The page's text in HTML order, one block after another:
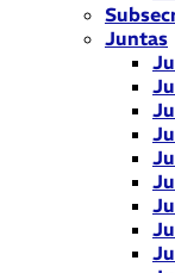
Juntas